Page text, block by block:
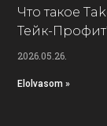
Что такое
Тейк-
2026.05.26.
Elolvasom »